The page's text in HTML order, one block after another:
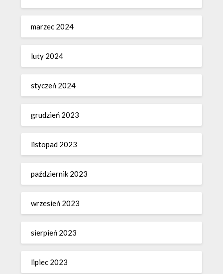
marzec 2024
luty 2024
styczeń 2024
grudzień 2023
listopad 2023
październik 2023
wrzesień 2023
sierpień 2023
lipiec 2023